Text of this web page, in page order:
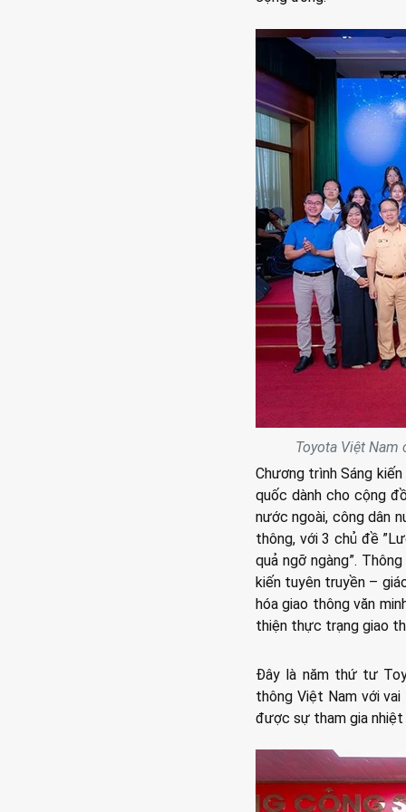
Toyota Việt
Chương trình Sáng
quốc dành cho cộng
nước ngoài, công dân
thông, với 3 chủ đề
quả ngỡ ngàng”.
kiến tuyên truyền –
hóa giao thông văn
thiện thực trạng giao
Đây là năm thứ tư
thông Việt Nam với
được sự tham gia